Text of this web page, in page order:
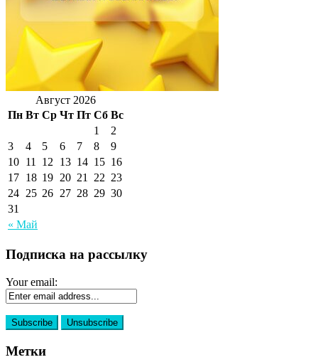
Август 2026
Пн Вт Ср Чт Пт Сб Вс
« Май
1
2
3
4 5 6 7 8
9
10 11 12 13 14 15 16
17 18 19 20 21 22 23
24 25 26 27 28 29 30
31
Подписка на рассылку
Your email:
Метки